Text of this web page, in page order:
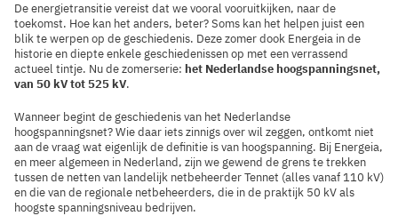
De energietransitie vereist dat we vooral vooruitkijken, naar de
toekomst. Hoe kan het anders, beter? Soms kan het helpen juist een
blik te werpen op de geschiedenis. Deze zomer dook Energeia in de
historie en diepte enkele geschiedenissen op met een verrassend
actueel tintje. Nu de zomerserie: het Nederlandse hoogspanningsnet,
van 50 kV tot 525 kV.
Wanneer begint de geschiedenis van het Nederlandse
hoogspanningsnet? Wie daar iets zinnigs over wil zeggen, ontkomt niet
aan de vraag wat eigenlijk de definitie is van hoogspanning. Bij Energeia,
en meer algemeen in Nederland, zijn we gewend de grens te trekken
tussen de netten van landelijk netbeheerder Tennet (alles vanaf 110 kV)
en die van de regionale netbeheerders, die in de praktijk 50 kV als
hoogste spanningsniveau bedrijven.